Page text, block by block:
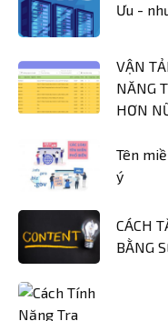
Ưu -
VẬN
NĂNG
HƠN
Tên
ý
CÁCH
BẰNG